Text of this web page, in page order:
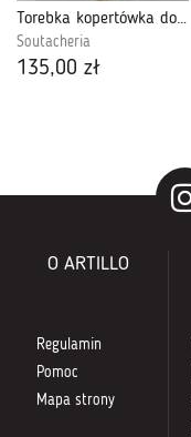
Torebka kopertówka do ręki ecru beż nude
Soutacheria
135,00 zł
O ARTILLO
Regulamin
Pomoc
Mapa strony